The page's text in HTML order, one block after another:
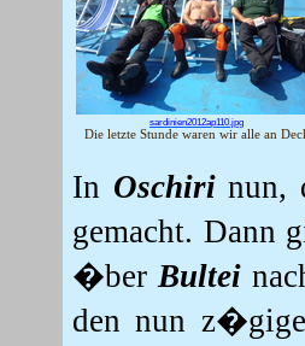
sardinien2012ap110.jpg
Die letzte Stunde waren wir alle an
In Oschirinun,
gemacht. Dann
�berBultei
den nun